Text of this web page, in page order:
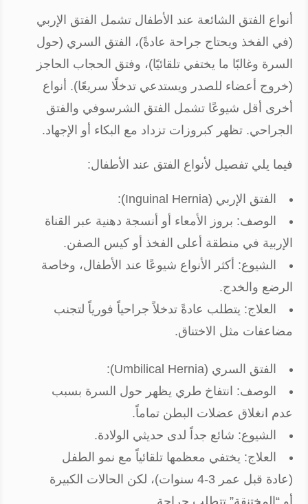
أنواع الفتق الشائعة عند الأطفال تشمل الفتق الإربي
(في الفخذ ويحتاج جراحة عادةً)، الفتق السري (حول
السرة وغالبًا ما يختفي تلقائيًا)، وفتق الحجاب الحاجز
(خروج أعضاء للصدر ويستدعي تدخلًا سريعًا). أنواع
أخرى أقل شيوعًا تشمل الفتق الشرسوفي والفتق
الجراحي. تظهر كبروزات تزداد مع البكاء أو الإجهاد.
فيما يلي تفصيل لأنواع الفتق عند الأطفال:
الفتق الإربي (Inguinal Hernia):
الوصف: بروز الأمعاء أو أنسجة دهنية عبر القناة
الإربية في منطقة أعلى الفخذ أو كيس الصفن.
الشيوع: أكثر الأنواع شيوعًا عند الأطفال، وخاصة
الرضع والخدج.
العلاج: يتطلب عادةً تدخلاً جراحياً فورياً لتجنب
مضاعفات مثل الاختناق.
الفتق السري (Umbilical Hernia):
الوصف: انتفاخ طري يظهر حول السرة بسبب
عدم انغلاق عضلات البطن تماماً.
الشيوع: شائع جداً لدى حديثي الولادة.
العلاج: يختفي معظمها تلقائياً مع نمو الطفل
(عادة قبل عمر 3-4 سنوات)، لكن الحالات الكبيرة
أو “المختنقة” تتطلب جراحة.